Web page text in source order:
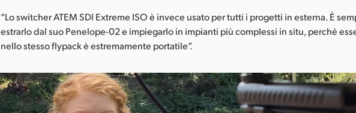
“Lo switcher ATEM SDI Extreme ISO è invece usato per tutti i progetti in esterna. È
estrarlo dal suo Penelope-02 e impiegarlo in impianti più complessi in situ, perché
nello stesso flypack è estremamente portatile”.